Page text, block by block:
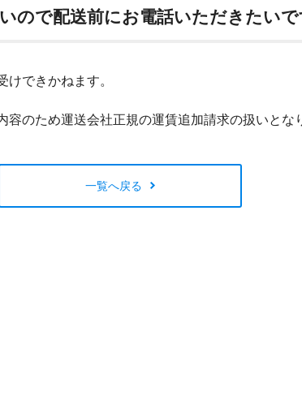
ので配送前にお電話いただきたい
できかねます。
容のため運送会社正規の運賃追加請求の扱いとな
一覧へ戻る